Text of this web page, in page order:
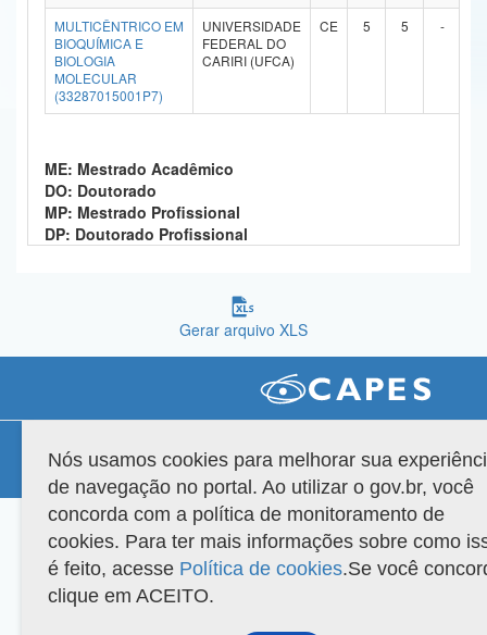
Gabinete de Segurança Institucional
Advocacia-Geral da União
Planalto
MULTICÊNTRICO EM
BIOQUÍMICA E
BIOLOGIA
MOLECULAR
(33287015001P7)
UNIVERSIDADE
FEDERAL DO
CARIRI (UFCA)
CE 5 5 -
ME: Mestrado Acadêmico
DO: Doutorado
MP: Mestrado Profissional
DP: Doutorado Profissional
Gerar arquivo XLS
Versão do sistema: 3.88.9 Copyright 2022 Capes. Todos os direitos reservados.
Nós usamos cookies para melhorar sua
de navegação no portal. Ao utilizar o gov.br, você
concorda com a política de monitoramento de
cookies. Para ter mais informações sobre como
é feito, acesse Política de cookies.Se você
clique em ACEITO.